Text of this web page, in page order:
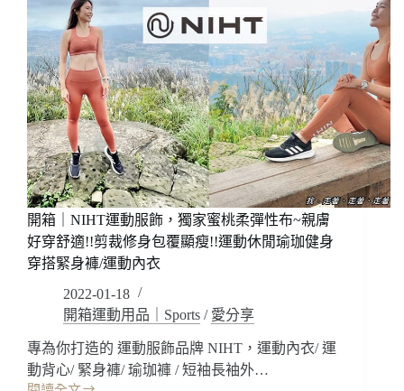
開箱｜NIHT運動服飾，獨家蜜桃柔彈性布~親膚
好穿舒適!!剪裁修身包覆顯瘦!!運動休閒瑜珈健身
穿搭緊身褲/運動內衣
2022-01-18
開箱運動用品｜Sports / 愛分享
專為你打造的 運動服飾品牌 NIHT，運動內衣/ 運
動背心/ 緊身褲/ 瑜珈褲 / 短袖長袖外…